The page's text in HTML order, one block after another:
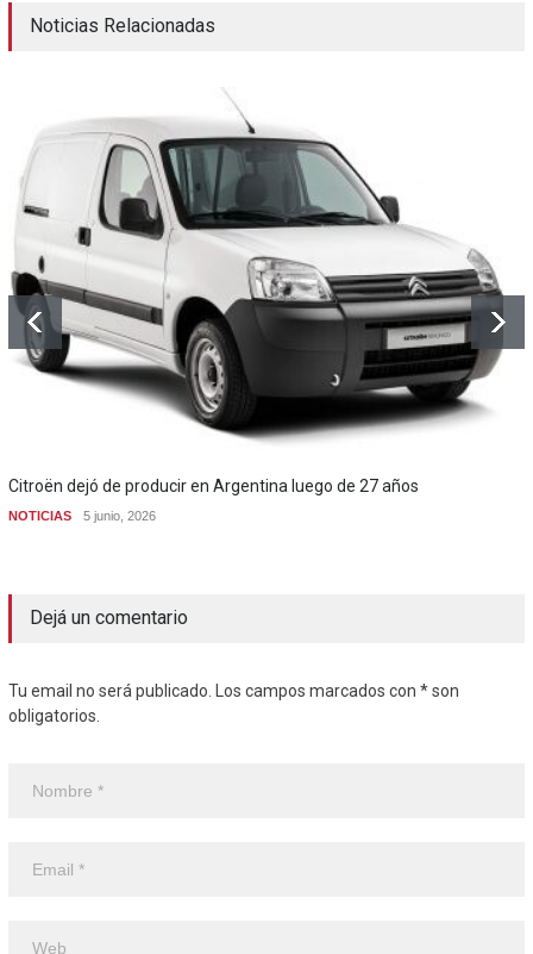
Noticias Relacionadas
Citroën dejó de producir en Argentina luego de 27 años
NOTICIAS 5 junio, 2026
Dejá un comentario
Tu email no será publicado. Los campos marcados con * son
obligatorios.